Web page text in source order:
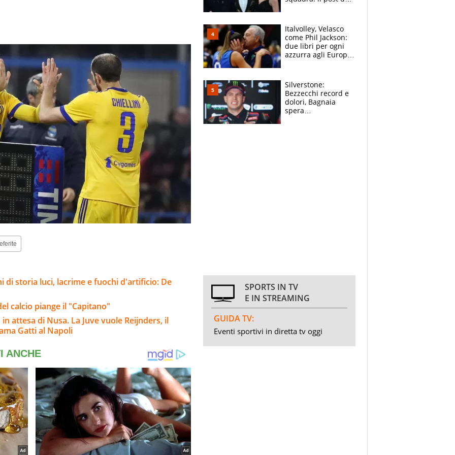
di storia luci, lacrime e fuochi d'artificio: De
calcio piange il "Capitano"
attesa di Nusa. La Juve vuole Reijnders, il
Gatti al Napoli
sfondo
Italvolley, Velasco
come Phil Jackson:
due libri per ogni
azzurra agli Europei.
Silverstone:
Bezzecchi record e
dolori, Bagnaia
spera
SPORTS IN TV
E IN STREAMING
GUIDA TV:
Eventi sportivi in diretta tv oggi